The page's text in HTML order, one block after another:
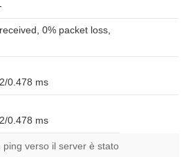
0% packet loss,
0.478 ms
0.478 ms
ping verso il server è stato